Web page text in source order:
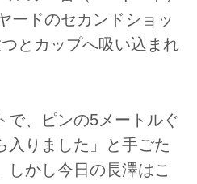
ードのセカンドショッ
とカップへ吸い込まれ
で、ピンの5メートルぐ
入りました」と手ごた
しかし今日の長澤はこ